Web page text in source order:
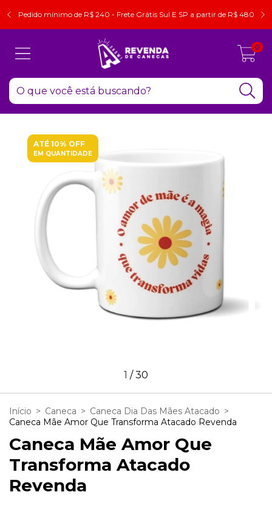
Pedido mínimo de R$ 240 - Frete Grátis Sul E SP a partir de R$ 480
0
ATÉ 10% OFF
EM QUANTIDADE
1 /30
Início > Caneca > Caneca Dia Das Mães Atacado >
Caneca Mãe Amor Que Transforma Atacado Revenda
Caneca Mãe Amor Que
Transforma Atacado
Revenda